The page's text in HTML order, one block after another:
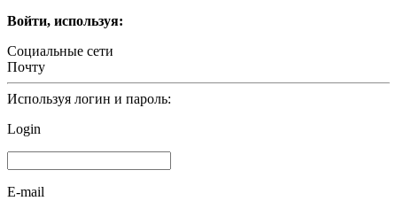
Войти, используя:
Социальные сети
Почту
Используя логин и пароль:
Login
E-mail